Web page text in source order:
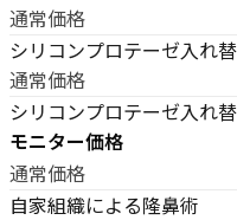
通常価格
シリコンプロテーゼ入れ
通常価格
シリコンプロテーゼ入れ
モニター価格
通常価格
自家組織による隆鼻術